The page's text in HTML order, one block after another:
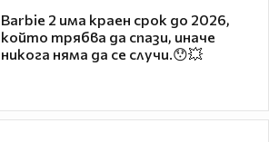
Barbie 2 има краен срок до 2026,
който трябва да спази, иначе
никога няма да се случи.😯💥